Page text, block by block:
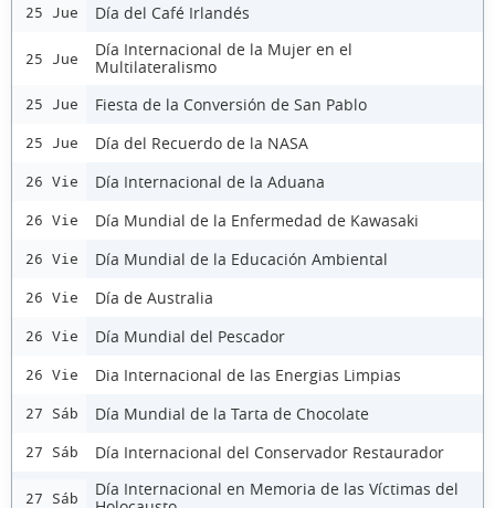
25 Jue Día del Café Irlandés
25 Jue
Día Internacional de la Mujer en el
Multilateralismo
25 Jue Fiesta de la Conversión de San Pablo
25 Jue Día del Recuerdo de la NASA
26 Vie Día Internacional de la Aduana
26 Vie Día Mundial de la Enfermedad de Kawasaki
26 Vie Día Mundial de la Educación Ambiental
26 Vie Día de Australia
26 Vie Día Mundial del Pescador
26 Vie Dia Internacional de las Energias Limpias
27 Sáb Día Mundial de la Tarta de Chocolate
27 Sáb Día Internacional del Conservador Restaurador
27 Sáb
Día Internacional en Memoria de las Víctimas del